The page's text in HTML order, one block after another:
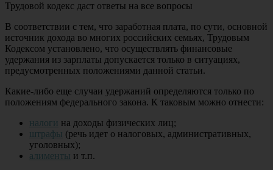
Трудовой кодекс даст ответы на все вопросы
В соответствии с тем, что заработная плата, по сути, основной
источник дохода во многих российских семьях, Трудовым
Кодексом установлено, что осуществлять финансовые
удержания из зарплаты допускается только в ситуациях,
предусмотренных положениями данной статьи.
Какие-либо еще случаи удержаний определяются только по
положениям федерального закона. К таковым можно отнести:
налоги на доходы физических лиц;
штрафы (речь идет о налоговых, административных,
уголовных);
алименты и т.п.